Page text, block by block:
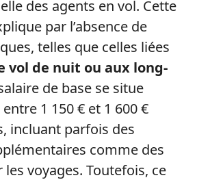
des agents en vol. Cette
par l’absence de
telles que celles liées
vol de nuit ou aux long-
de base se situe
1 150 € et 1 600 €
incluant parfois des
comme des
voyages. Toutefois, ce